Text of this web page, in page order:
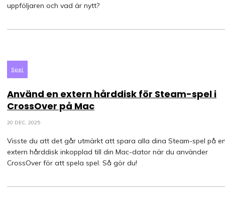
uppföljaren och vad är nytt?
Spel
Använd en extern hårddisk för Steam-spel i
CrossOver på Mac
20 DEC, 2025
Visste du att det går utmärkt att spara alla dina Steam-spel på
extern hårddisk inkopplad till din Mac-dator när du använder
CrossOver för att spela spel. Så gör du!